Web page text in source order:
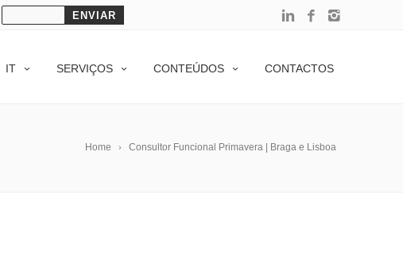
IT SERVIÇOS CONTEÚDOS CONTACTOS
Home Consultor Funcional Primavera | Braga e Lisboa